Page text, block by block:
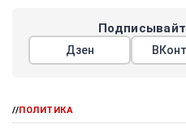
Дзен
//ПОЛИТИКА